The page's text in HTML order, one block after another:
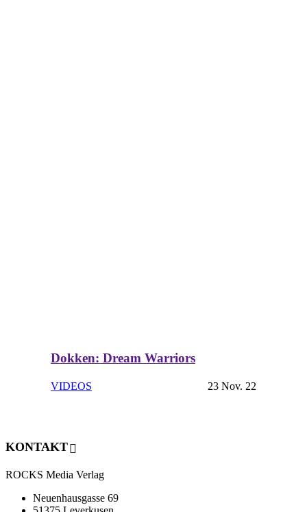
Dokken: Dream Warriors
VIDEOS 23 Nov. 22
KONTAKT
ROCKS Media Verlag
Neuenhausgasse 69